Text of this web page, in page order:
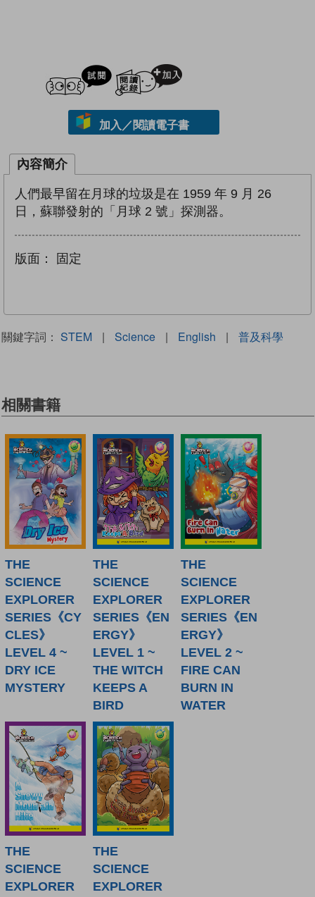
試閲
加入／閱讀電子書
內容簡介
人們最早留在月球的垃圾是在 1959 年 9 月 26
日，蘇聯發射的「月球 2 號」探測器。
版面： 固定
關鍵字詞： STEM | Science | English | 普及科學
相關書籍
THE
SCIENCE
EXPLORER
SERIES《CY
CLES》
LEVEL 4 ~
DRY ICE
MYSTERY
THE
SCIENCE
EXPLORER
SERIES《EN
ERGY》
LEVEL 1 ~
THE WITCH
KEEPS A
BIRD
THE
SCIENCE
EXPLORER
SERIES《EN
ERGY》
LEVEL 2 ~
FIRE CAN
BURN IN
WATER
THE
SCIENCE
EXPLORER
THE
SCIENCE
EXPLORER